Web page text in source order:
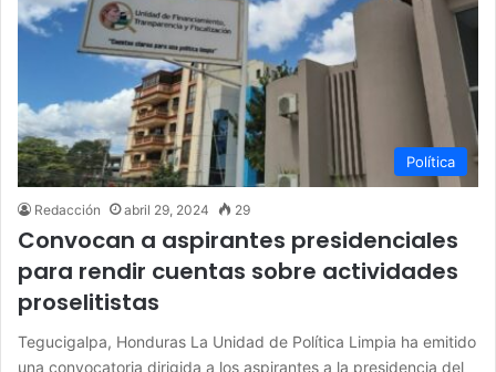
Política
Redacción abril 29, 2024 29
Convocan a aspirantes presidenciales
para rendir cuentas sobre actividades
proselitistas
Tegucigalpa, Honduras La Unidad de Política Limpia ha emitido
una convocatoria dirigida a los aspirantes a la presidencia del